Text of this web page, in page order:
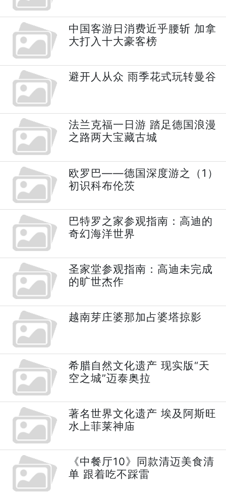
中国客游日消费近乎腰斩 加拿
大打入十大豪客榜
避开人从众 雨季花式玩转曼谷
法兰克福一日游 踏足德国浪漫
之路两大宝藏古城
欧罗巴——德国深度游之（1）
初识科布伦茨
巴特罗之家参观指南：高迪的
奇幻海洋世界
圣家堂参观指南：高迪未完成
的旷世杰作
越南芽庄婆那加占婆塔掠影
希腊自然文化遗产 现实版“天
空之城”迈泰奥拉
著名世界文化遗产 埃及阿斯旺
水上菲莱神庙
《中餐厅10》同款清迈美食清
单 跟着吃不踩雷